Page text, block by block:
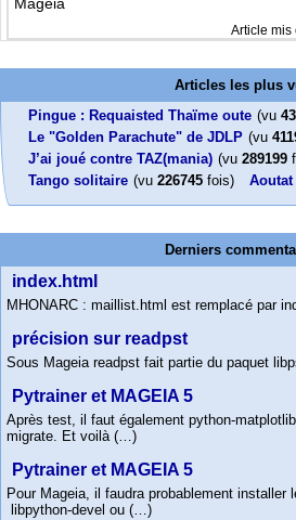
Mageia
Article mis
Articles les plus
Pingue : Requaisted Thaïme oute (vu
Le "Golden Parachute" de JDLP (vu
J’ai joué contre TAZ(mania) (vu 289199
Tango solitaire (vu 226745 fois) Aoutat
Derniers
index.html
MHONARC : maillist.html est remplacé par
précision sur readpst
Sous Mageia readpst fait partie du paquet
Pytrainer et MAGEIA 5
Après test, il faut également python-
migrate. Et voilà (…)
Pytrainer et MAGEIA 5
Pour Mageia, il faudra probablement installer
libpython-devel ou (…)